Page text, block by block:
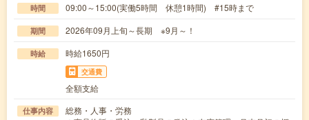
時間 09:00～15:00(実働5時間 休憩1時間) #15時まで
期間 2026年09月上旬～長期 ※9月～！
時給 時給1650円
交通費
全額支給
仕事内容
総務・人事・労務